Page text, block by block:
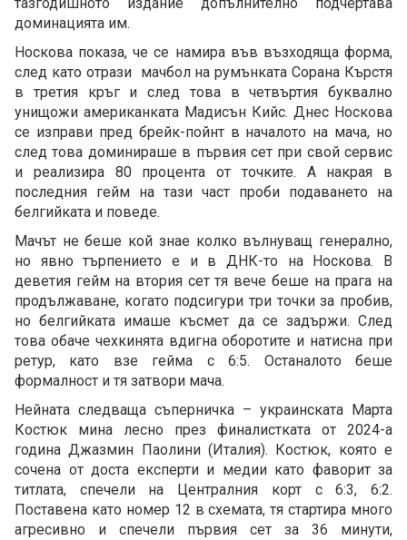
доминацията им.
Носкова показа, че се намира във възходяща форма,
след като отрази мачбол на румънката Сорана Кърстя
в третия кръг и след това в четвъртия буквално
унищожи американката Мадисън Кийс. Днес Носкова
се изправи пред брейк-пойнт в началото на мача, но
след това доминираше в първия сет при свой сервис
и реализира 80 процента от точките. А накрая в
последния гейм на тази част проби подаването на
белгийката и поведе.
Мачът не беше кой знае колко вълнуващ генерално,
но явно търпението е и в ДНК-то на Носкова. В
деветия гейм на втория сет тя вече беше на прага на
продължаване, когато подсигури три точки за пробив,
но белгийката имаше късмет да се задържи. След
това обаче чехкинята вдигна оборотите и натисна при
ретур, като взе гейма с 6:5. Останалото беше
формалност и тя затвори мача.
Нейната следваща съперничка – украинската Марта
Костюк мина лесно през финалистката от 2024-а
година Джазмин Паолини (Италия). Костюк, която е
сочена от доста експерти и медии като фаворит за
титлата, спечели на Централния корт с 6:3, 6:2.
Поставена като номер 12 в схемата, тя стартира много
агресивно и спечели първия сет за 36 минути,